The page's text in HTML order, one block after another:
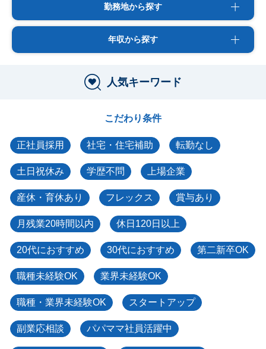
勤務地から探す
年収から探す
人気キーワード
こだわり条件
正社員採用 社宅・住宅補助 転勤なし
土日祝休み 学歴不問 上場企業
産休・育休あり フレックス 賞与あり
月残業20時間以内 休日120日以上
20代におすすめ 30代におすすめ 第二新卒OK
職種未経験OK 業界未経験OK
職種・業界未経験OK スタートアップ
副業応相談 パパママ社員活躍中